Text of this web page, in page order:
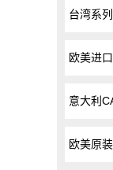
台湾系
欧美进
意大利
欧美原